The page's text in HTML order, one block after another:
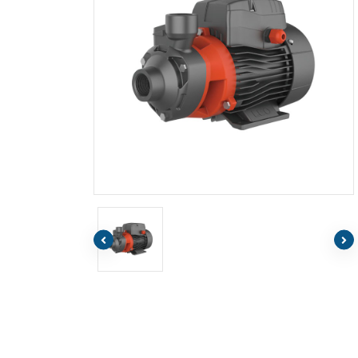
€72.00
Τιμή με ΦΠΑ
H/A LEO APm75
€108.80
H/A LEO AQM75